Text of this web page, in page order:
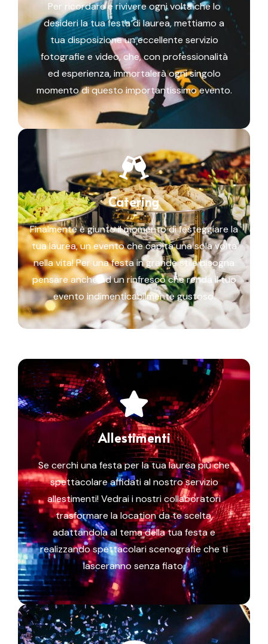
Per ricordare e rivivere ogni volta che lo
desideri la tua festa di laurea, mettiamo a
tua disposizione un eccellente servizio
fotografie e video, che, con professionalità
ed esperienza, immortalerà ogni singolo
momento di questo importantissimo evento.
Catering
Finalmente è giunto il momento di festeggiare la
tua laurea, un evento che capita una sola volta
nella vita! Per una festa in grande stile bisogna
pensare anche ad un rinfresco che renda il tuo
evento indimenticabilmente gustoso.
Allestimenti
Se cerchi una festa per la tua laurea più che
spettacolare affidati al nostro servizio
allestimenti! Vedrai i nostri collaboratori
trasformare la location da te scelta,
adattandola al tema della tua festa e
realizzando spettacolari scenografie che ti
lasceranno senza fiato.